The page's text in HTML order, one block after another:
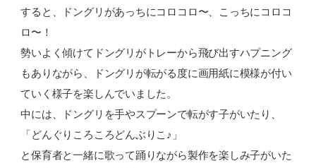
すると、ドングリがあっちにコロコロ〜、こっちにコロコ
ロ〜！
勢いよく傾けてドングリがトレーから飛び出すハプニング
もありながら、ドングリが転がる度に画用紙に模様が付い
ていく様子を楽しんでいました。
中には、ドングリを手やスプーンで転がす子がいたり、
「どんぐりころころどんぶりこ♪」
と保育者と一緒に歌って踊りながら製作を楽しみ子がいた